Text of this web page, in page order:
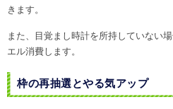
きます。
また、目覚まし時計を所持していない
エル消費します。
枠の再抽選とやる気アップ